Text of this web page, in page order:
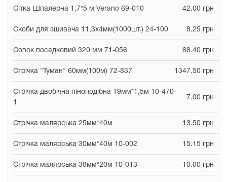
Сітка Шпалерна 1,7*5 м Verano 69-010 42.00 грн
Скоби для зшивача 11,3х4мм(1000шт.) 24-100 8.25 грн
Совок посадковий 320 мм 71-056 68.40 грн
Стрічка "Туман" 60мм(100м) 72-837 1347.50 грн
Стрічка двобічна піноподібна 19мм*1,5м 10-470-
1
7.00 грн
Стрічка малярська 25мм*40м 13.50 грн
Стрічка малярська 30мм*40м 10-002 15.15 грн
Стрічка малярська 38мм*20м 10-013 10.00 грн